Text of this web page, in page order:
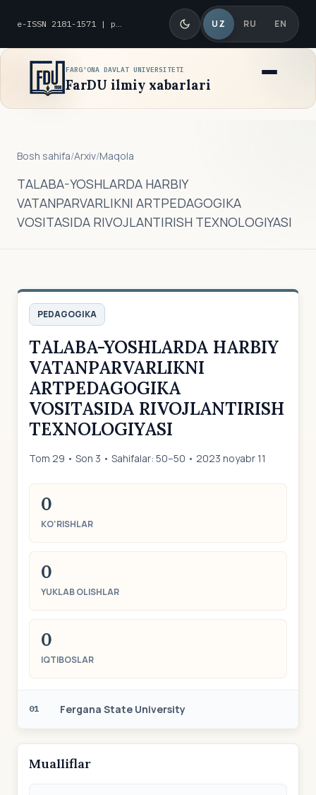
e-ISSN 2181-1571 | p-ISSN 2010-8419 UZ RU EN
FARG'ONA DAVLAT UNIVERSITETI
FarDU ilmiy xabarlari
Bosh sahifa/Arxiv/Maqola
ТALABA-YOSHLARDA HARBIY
VATANPARVARLIKNI ARTPEDAGOGIKA
VOSITASIDA RIVOJLANTIRISH TEXNOLOGIYASI
PEDAGOGIKA
ТALABA-YOSHLARDA HARBIY
VATANPARVARLIKNI
ARTPEDAGOGIKA
VOSITASIDA RIVOJLANTIRISH
TEXNOLOGIYASI
Tom 29 • Son 3 • Sahifalar: 50–50 • 2023 noyabr 11
0
KO‘RISHLAR
0
YUKLAB OLISHLAR
0
IQTIBOSLAR
01 Fergana State University
Mualliflar